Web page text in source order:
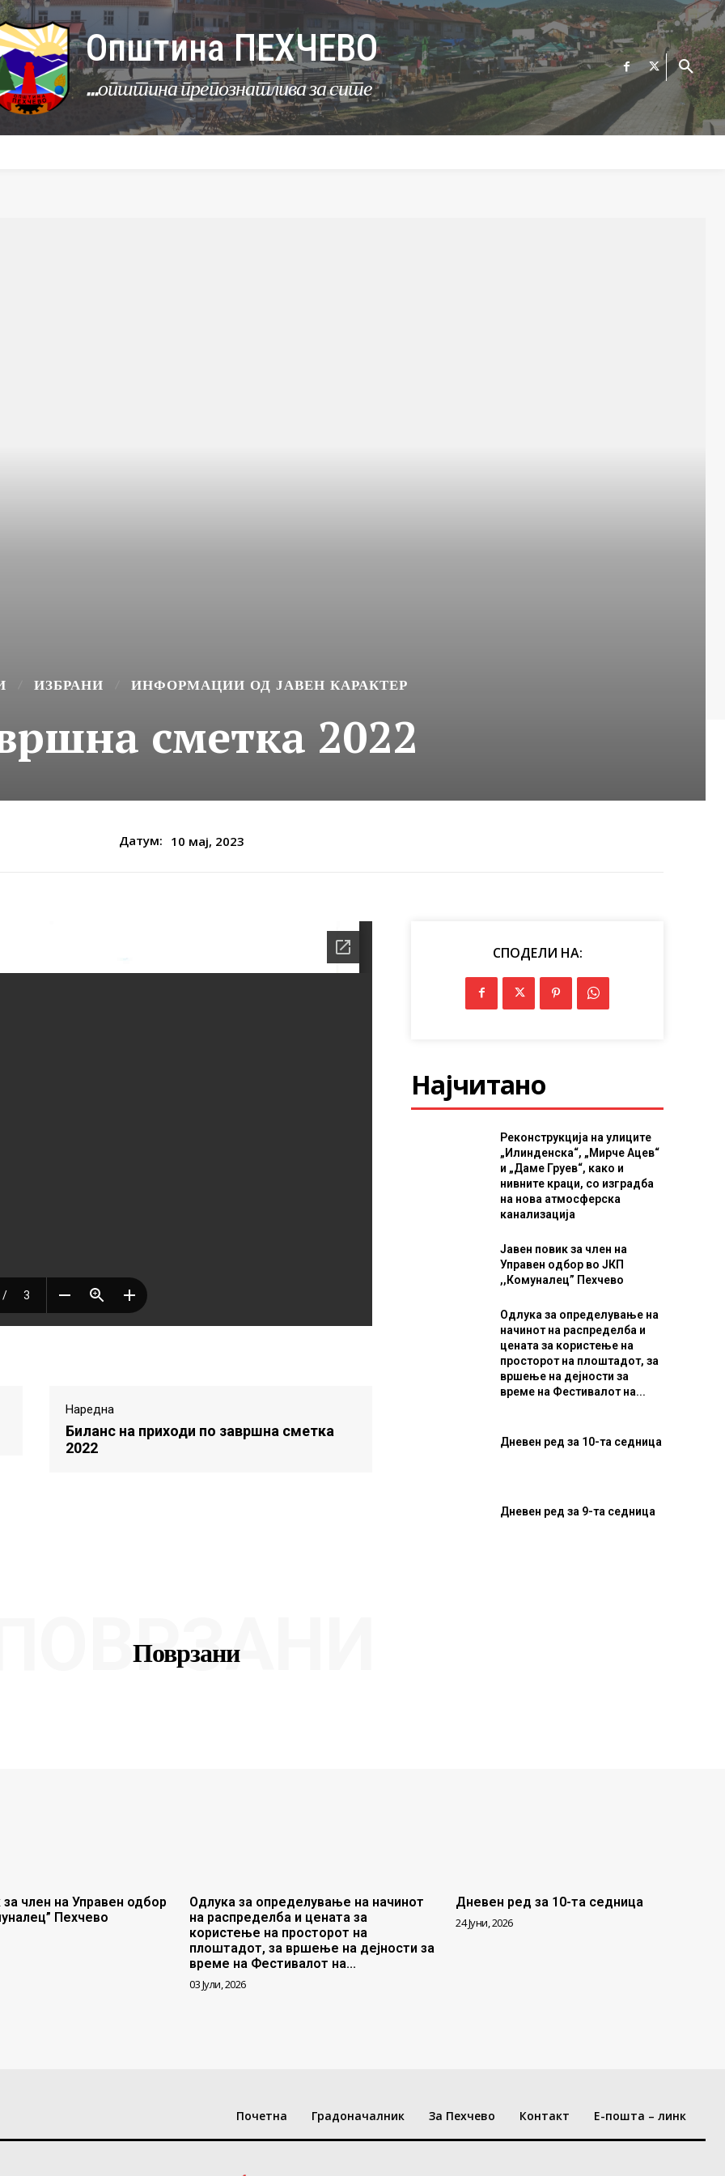
Општина ПЕХЧЕВО
...општина препознатлива за сите
ИЗБРАНИ ИНФОРМАЦИИ ОД ЈАВЕН КАРАКТЕР
сметка 2022
Датум: 10 мај, 2023
Наредна
Биланс на приходи по завршна сметка
2022
СПОДЕЛИ НА:
Најчитано
Реконструкција на улиците
„Илинденска“, „Мирче Ацев“
и „Даме Груев“, како и
нивните краци, со изградба
на нова атмосферска
канализација
Јавен повик за член на
Управен одбор во ЈКП
,,Комуналец” Пехчево
Одлука за определување на
начинот на распределба и
цената за користење на
просторот на плоштадот, за
вршење на дејности за
време на Фестивалот на...
Дневен ред за 10-та седница
Дневен ред за 9-та седница
Поврзани
член на Управен одбор
Пехчево
Одлука за определување на начинот
на распределба и цената за
користење на просторот на
плоштадот, за вршење на дејности за
време на Фестивалот на...
03 Јули, 2026
Дневен ред за 10-та седница
24 Јуни, 2026
Почетна Градоначалник За Пехчево Контакт Е-пошта – линк